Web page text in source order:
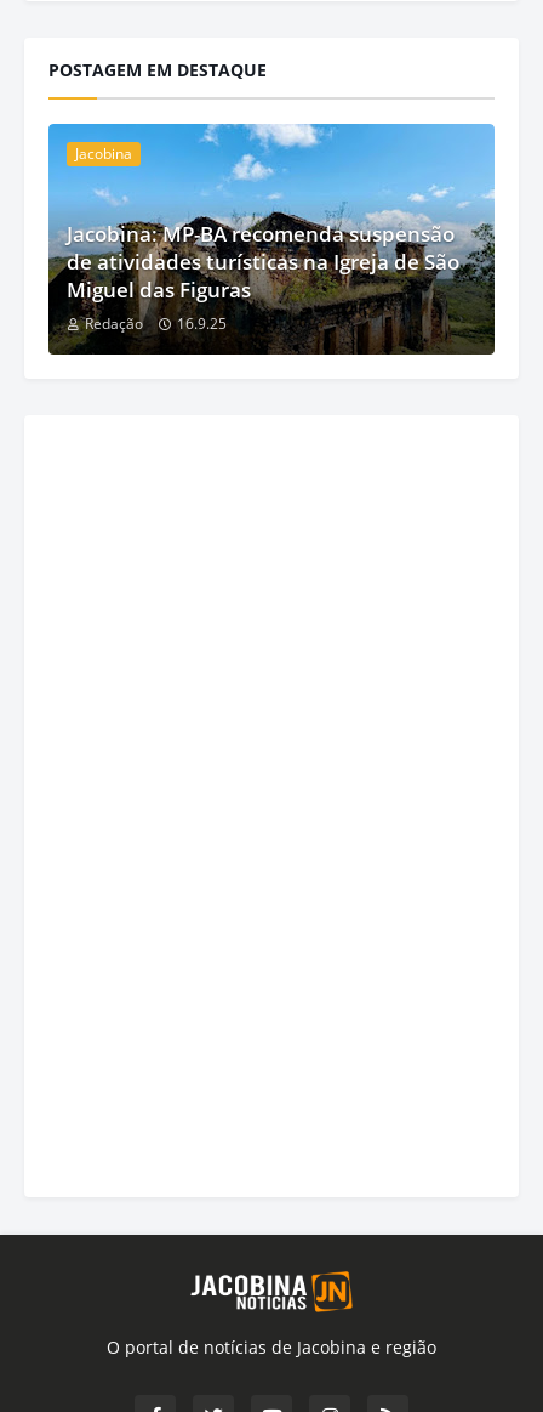
POSTAGEM EM DESTAQUE
Jacobina
Jacobina: MP-BA recomenda suspensão
de atividades turísticas na Igreja de São
Miguel das Figuras
Redação 16.9.25
O portal de notícias de Jacobina e região